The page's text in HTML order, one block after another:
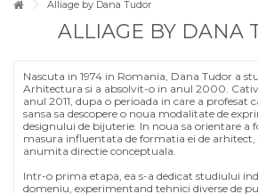
Alliage by Dana Tudor
ALLIAGE BY DANA
Nascuta in 1974 in Romania, Dana Tudor a
Arhitectura si a absolvit-o in anul 2000.
anul 2011, dupa o perioada in care a profesat
sansa sa descopere o noua modalitate de
designului de bijuterie. In noua sa orientare
masura influentata de formatia ei de
anumita directie conceptuala.
Intr-o prima etapa, ea s-a dedicat studiului
domeniu, experimentand tehnici diverse de